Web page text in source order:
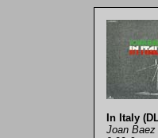
In Italy
Joan Baez